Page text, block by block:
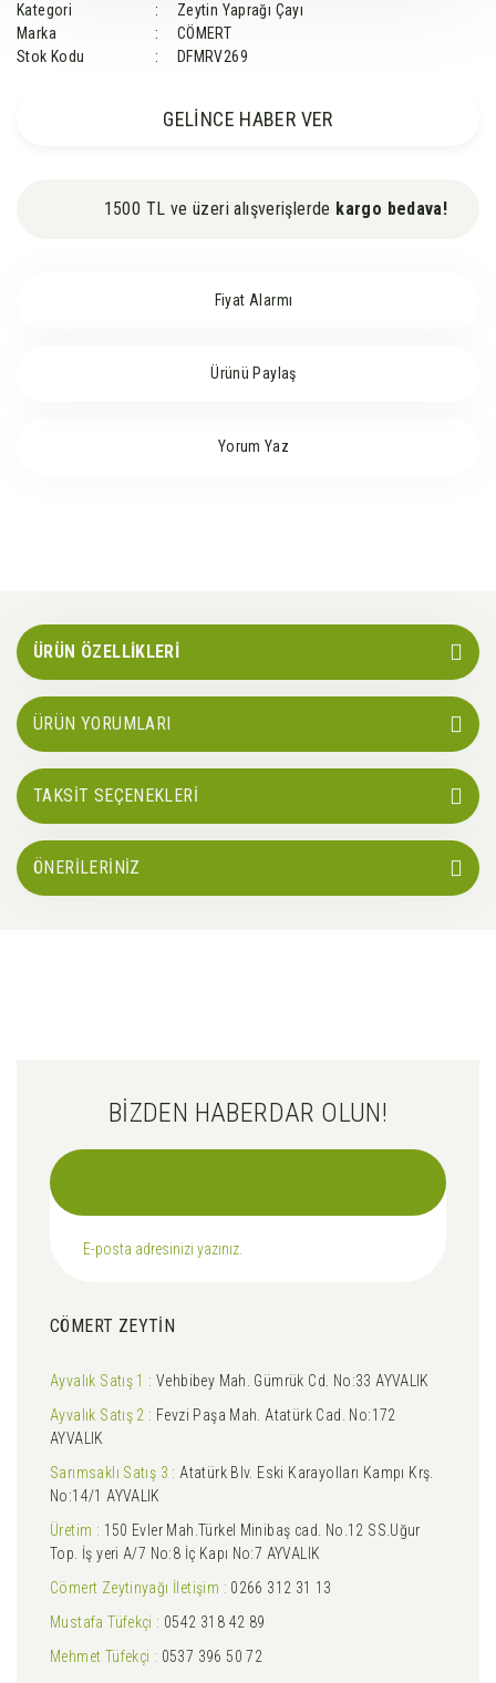
Kategori
Zeytin Yaprağı Çayı
Marka
CÖMERT
Stok Kodu
DFMRV269
GELİNCE HABER VER
1500 TL ve üzeri alışverişlerde kargo bedava!
Fiyat Alarmı
Ürünü Paylaş
Yorum Yaz
ÜRÜN ÖZELLİKLERİ
ÜRÜN YORUMLARI
TAKSİT SEÇENEKLERİ
ÖNERİLERİNİZ
BİZDEN HABERDAR OLUN!
CÖMERT ZEYTİN
Ayvalık Satış 1 : Vehbibey Mah. Gümrük Cd. No:33 AYVALIK
Ayvalık Satış 2 : Fevzi Paşa Mah. Atatürk Cad. No:172
AYVALIK
Sarımsaklı Satış 3 : Atatürk Blv. Eski Karayolları Kampı Krş.
No:14/1 AYVALIK
Üretim : 150 Evler Mah.Türkel Minibaş cad. No.12 SS.Uğur
Top. İş yeri A/7 No:8 İç Kapı No:7 AYVALIK
Cömert Zeytinyağı İletişim : 0266 312 31 13
Mustafa Tüfekçi : 0542 318 42 89
Mehmet Tüfekçi : 0537 396 50 72